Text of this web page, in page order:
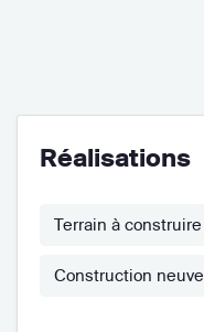
Réalisations
Terrain à construire
Construction neuve